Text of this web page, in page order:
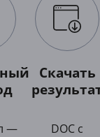
—
Скачать
DOC с